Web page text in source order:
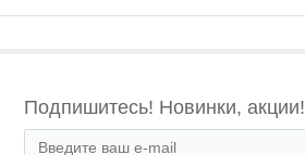
Подпишитесь! Новинки, акции!